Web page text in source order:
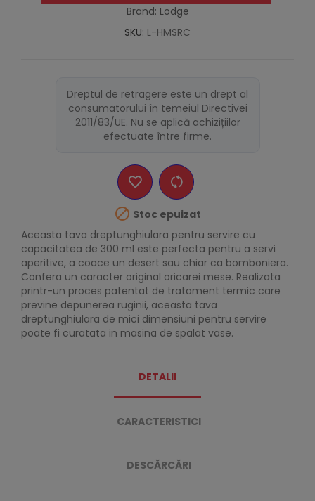
Brand: Lodge
SKU: L-HMSRC
Dreptul de retragere este un drept al
consumatorului în temeiul Directivei
2011/83/UE. Nu se aplică achizițiilor
efectuate între firme.
 Stoc epuizat
Aceasta tava dreptunghiulara pentru servire cu
capacitatea de 300 ml este perfecta pentru a servi
aperitive, a coace un desert sau chiar ca bomboniera.
Confera un caracter original oricarei mese. Realizata
printr-un proces patentat de tratament termic care
previne depunerea ruginii, aceasta tava
dreptunghiulara de mici dimensiuni pentru servire
poate fi curatata in masina de spalat vase.
DETALII
CARACTERISTICI
DESCĂRCĂRI